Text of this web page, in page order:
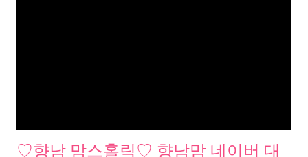
♡향남 맘스홀릭♡ 향남맘 네이버 대